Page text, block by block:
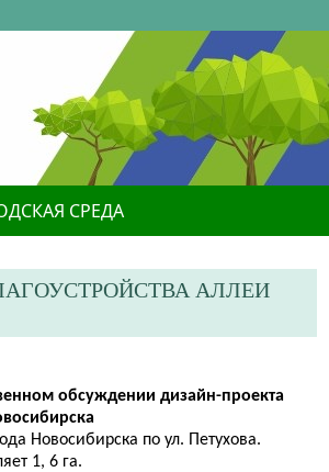
СРЕДА
АЛЛЕИ
обсуждении дизайн-проекта
Новосибирска по ул. Петухова.
1, 6 га.